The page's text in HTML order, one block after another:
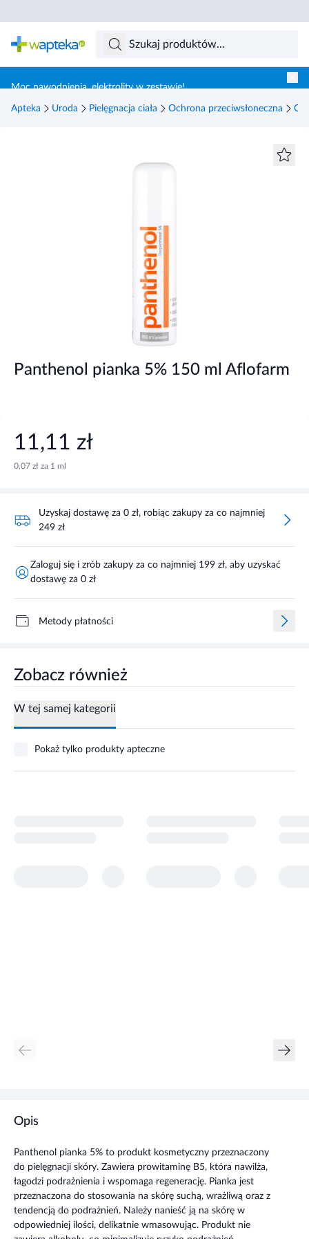
Moc nawodnienia, elektrolity w zestawie!
Apteka Uroda Pielęgnacja ciała Ochrona przeciwsłoneczna
Panthenol pianka 5% 150 ml Aflofarm
11,11 zł
0,07 zł za 1 ml
Uzyskaj dostawę za 0 zł, robiąc zakupy za co najmniej
249 zł
Zaloguj się i zrób zakupy za co najmniej 199 zł, aby uzyskać
dostawę za 0 zł
Metody płatności
Zobacz również
W tej samej kategorii
Pokaż tylko produkty apteczne
Opis
Panthenol pianka 5% to produkt kosmetyczny przeznaczony
do pielęgnacji skóry. Zawiera prowitaminę B5, która nawilża,
łagodzi podrażnienia i wspomaga regenerację. Pianka jest
przeznaczona do stosowania na skórę suchą, wrażliwą oraz z
tendencją do podrażnień. Należy nanieść ją na skórę w
odpowiedniej ilości, delikatnie wmasowując. Produkt nie